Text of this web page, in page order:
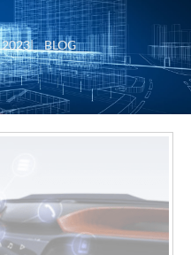
|BLOG